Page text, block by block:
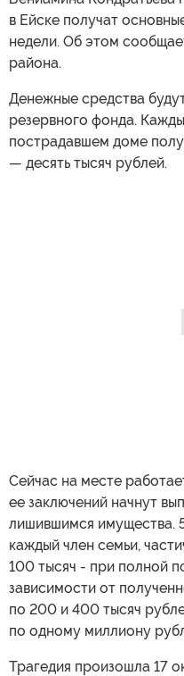
в Ейске получат
недели. Об этом
района.
Денежные средства
резервного фонда.
пострадавшем доме
— десять тысяч рублей.
Сейчас на месте
ее заключений начнут
лишившимся имущества.
каждый член семьи,
100 тысяч - при полной
зависимости от
по 200 и 400 тысяч
по одному миллиону
Трагедия произошла 17